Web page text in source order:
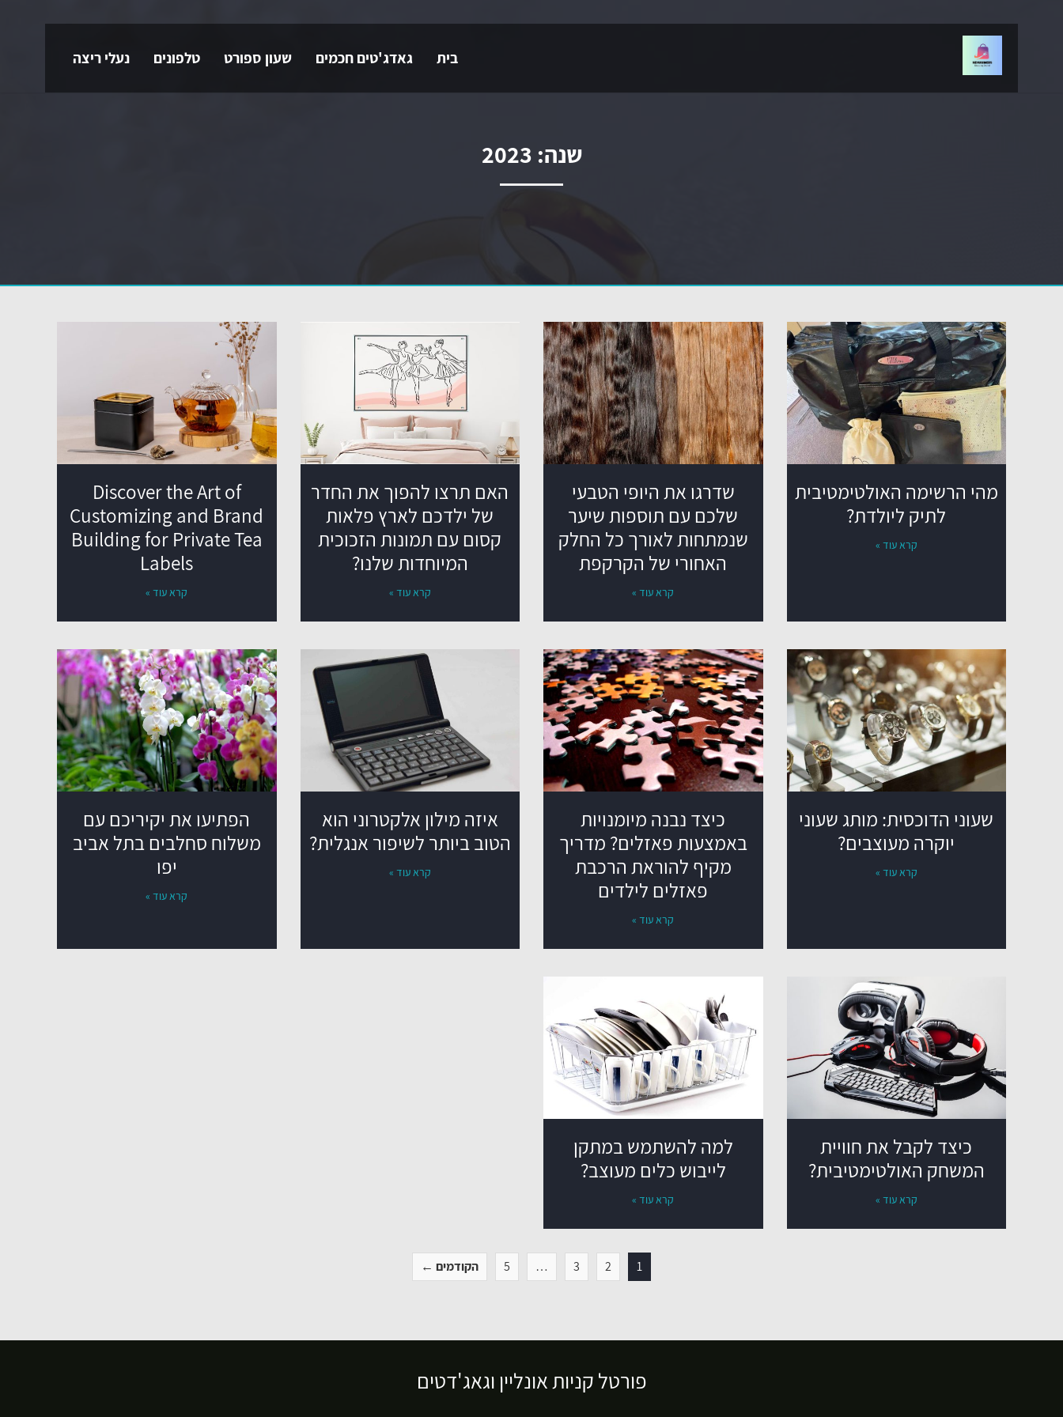
בית גאדג'טים חכמים שעון ספורט טלפונים נעלי ריצה
שנה: 2023
מהי הרשימה האולטימטיבית
לתיק ליולדת?
קרא עוד »
שדרגו את היופי הטבעי
שלכם עם תוספות שיער
שנמתחות לאורך כל החלק
האחורי של הקרקפת
קרא עוד »
האם תרצו להפוך את החדר
של ילדכם לארץ פלאות
קסום עם תמונות הזכוכית
המיוחדות שלנו?
קרא עוד »
Discover the Art of
Customizing and Brand
Building for Private Tea
Labels
קרא עוד »
שעוני הדוכסית: מותג שעוני
יוקרה מעוצבים?
קרא עוד »
כיצד נבנה מיומנויות
באמצעות פאזלים? מדריך
מקיף להוראת הרכבת
פאזלים לילדים
קרא עוד »
איזה מילון אלקטרוני הוא
הטוב ביותר לשיפור אנגלית?
קרא עוד »
הפתיעו את יקיריכם עם
משלוח סחלבים בתל אביב
יפו
קרא עוד »
כיצד לקבל את חוויית
המשחק האולטימטיבית?
קרא עוד »
למה להשתמש במתקן
לייבוש כלים מעוצב?
קרא עוד »
1
2
3
…
5 הקודמים ←
פורטל קניות אונליין וגאג'דטים